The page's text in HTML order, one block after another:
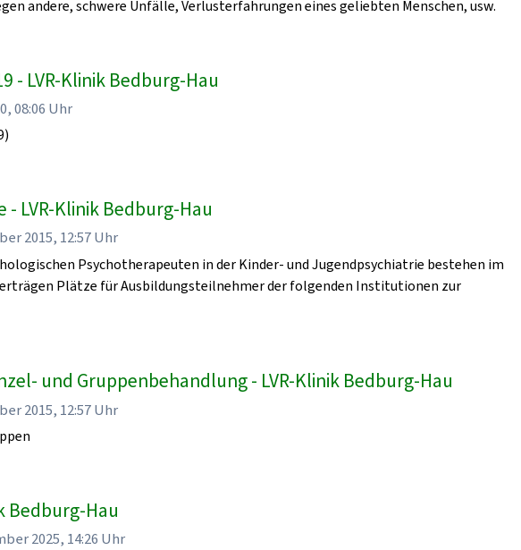
andere, schwere Unfälle, Verlusterfahrungen eines geliebten Menschen, usw.
- LVR-Klinik Bedburg-Hau
08:06 Uhr
LVR-Klinik Bedburg-Hau
2015, 12:57 Uhr
Psychotherapeuten in der Kinder- und Jugendpsychiatrie bestehen im
Plätze für Ausbildungsteilnehmer der folgenden Institutionen zur
und Gruppenbehandlung - LVR-Klinik Bedburg-Hau
2015, 12:57 Uhr
Bedburg-Hau
2025, 14:26 Uhr